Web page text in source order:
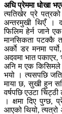
अघि प्रेममा धोखा
त्यतिखेर प्रे
अन्तरमुखी थिएँ ।
फिलिम हेर्न जाने
मानसिकता पटक्कै
अर्काे डर मनमा
अदवमा भात पकाएर,
अनि म एक किसिमले
भयो । त्यसपछि
माया छ, सुखी हुन
वर्षपछि एउटा
। क्षमा दिए
आएको थियो, त्यत्रो